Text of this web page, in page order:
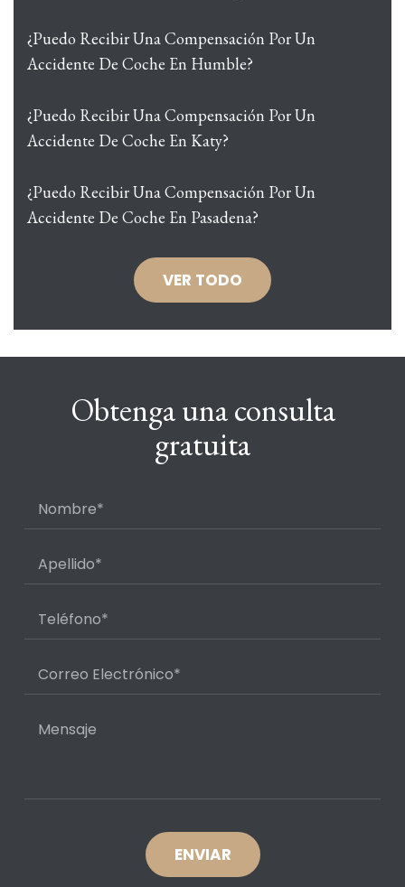
¿Puedo Recibir Una Compensación Por Un
Accidente De Coche En Humble?
¿Puedo Recibir Una Compensación Por Un
Accidente De Coche En Katy?
¿Puedo Recibir Una Compensación Por Un
Accidente De Coche En Pasadena?
VER TODO
Obtenga una consulta
gratuita